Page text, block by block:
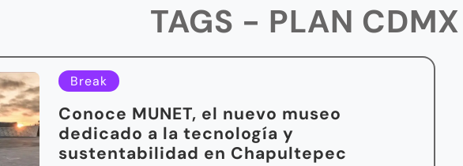
TAGS - PLAN CDMX
Break
Conoce MUNET, el nuevo museo
dedicado a la tecnología y
sustentabilidad en Chapultepec